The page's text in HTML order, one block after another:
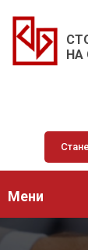
НА
Мени